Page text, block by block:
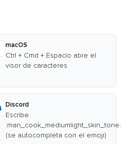
macOS
Ctrl + Cmd + Espacio abre el
visor de caracteres
Discord
Escribe
:man_cook_mediumlight_skin_tone:
(se autocompleta con el emoji)